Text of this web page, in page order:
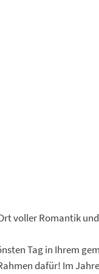
voller Romantik
Tag in Ihrem
dafür! Im